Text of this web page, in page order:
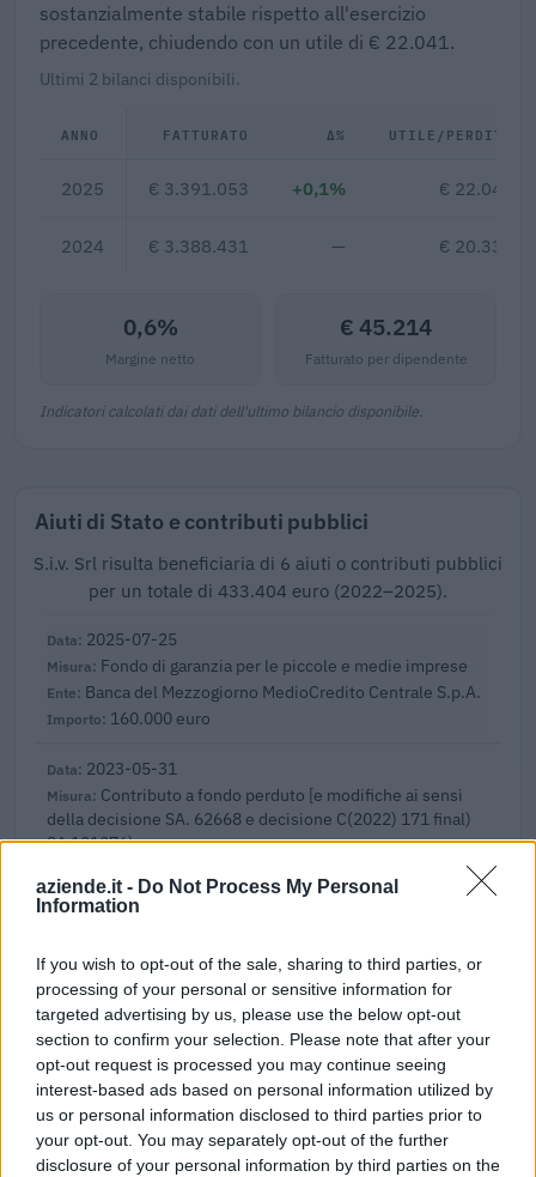
aziende.it - Do Not Process My Personal
Information
If you wish to opt-out of the sale, sharing to third parties, or
processing of your personal or sensitive information for
targeted advertising by us, please use the below opt-out
section to confirm your selection. Please note that after your
opt-out request is processed you may continue seeing
interest-based ads based on personal information utilized by
us or personal information disclosed to third parties prior to
your opt-out. You may separately opt-out of the further
disclosure of your personal information by third parties on the
sostanzialmente stabile rispetto all'esercizio
precedente, chiudendo con un utile di € 22.041.
Ultimi 2 bilanci disponibili.
ANNO FATTURATO Δ% UTILE/PERDITA
2025 € 3.391.053 +0,1% € 22.041
2024 € 3.388.431 — € 20.335
0,6%
Margine netto
€ 45.214
Fatturato per dipendente
Indicatori calcolati dai dati dell'ultimo bilancio disponibile.
Aiuti di Stato e contributi pubblici
S.i.v. Srl risulta beneficiaria di 6 aiuti o contributi pubblici
per un totale di 433.404 euro (2022–2025).
2025-07-25
Fondo di garanzia per le piccole e medie imprese
Banca del Mezzogiorno MedioCredito Centrale S.p.A.
160.000 euro
2023-05-31
Contributo a fondo perduto [e modifiche ai sensi
della decisione SA. 62668 e decisione C(2022) 171 final)
SA 101076)
2.000 euro
esenzioni fiscali e crediti d'imposta adottati a
seguito della crisi economica causata dall'epidemia di
COVID-19 [con mo
agenzia delle entrate
79.400 euro
2023-04-04
esenzioni fiscali e crediti d'imposta adottati a